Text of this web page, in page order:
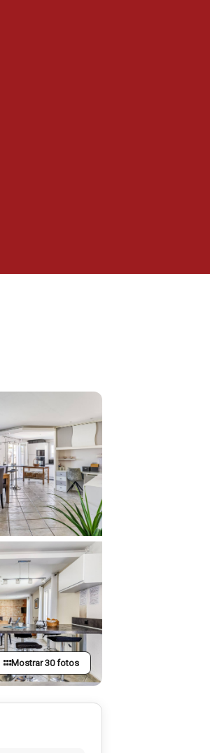
Mostrar 30 fotos